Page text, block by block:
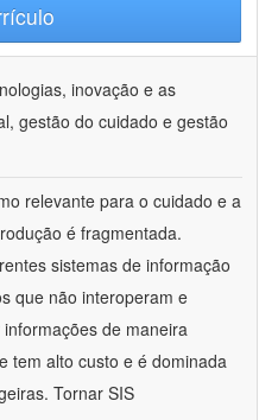
inovação e as
gestão do cuidado e gestão
relevante para o cuidado e a
é fragmentada.
sistemas de informação
que não interoperam e
de maneira
tem alto custo e é dominada
Tornar SIS